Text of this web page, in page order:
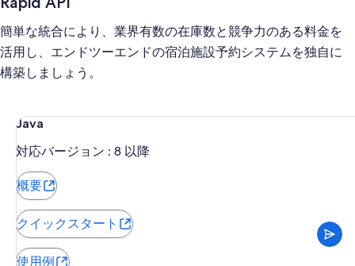
簡単な統合により、業界有数の在庫数と競争力のある料金を
活用し、エンドツーエンドの宿泊施設予約システムを独自に
構築しましょう。
Java
対応バージョン : 8 以降
概要
クイックスタート
使用例